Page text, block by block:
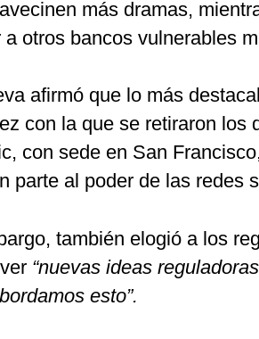
más dramas,
a otros bancos vulnerables
afirmó que lo más
con la que se retiraron los
con sede en San
parte al poder de las redes
también elogió a los
“nuevas ideas
esto”.